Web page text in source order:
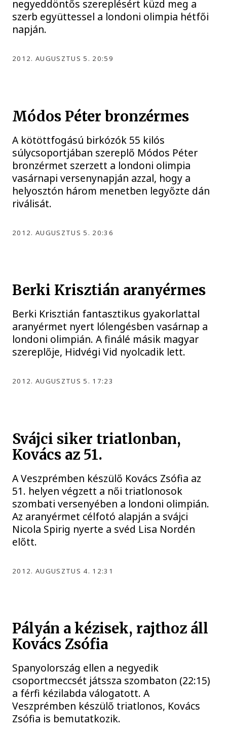
negyeddöntős szereplésért küzd meg a
szerb együttessel a londoni olimpia hétfői
napján.
2012. AUGUSZTUS 5. 20:59
Módos Péter bronzérmes
A kötöttfogású birkózók 55 kilós
súlycsoportjában szereplő Módos Péter
bronzérmet szerzett a londoni olimpia
vasárnapi versenynapján azzal, hogy a
helyosztón három menetben legyőzte dán
riválisát.
2012. AUGUSZTUS 5. 20:36
Berki Krisztián aranyérmes
Berki Krisztián fantasztikus gyakorlattal
aranyérmet nyert lólengésben vasárnap a
londoni olimpián. A finálé másik magyar
szereplője, Hidvégi Vid nyolcadik lett.
2012. AUGUSZTUS 5. 17:23
Svájci siker triatlonban,
Kovács az 51.
A Veszprémben készülő Kovács Zsófia az
51. helyen végzett a női triatlonosok
szombati versenyében a londoni olimpián.
Az aranyérmet célfotó alapján a svájci
Nicola Spirig nyerte a svéd Lisa Nordén
előtt.
2012. AUGUSZTUS 4. 12:31
Pályán a kézisek, rajthoz áll
Kovács Zsófia
Spanyolország ellen a negyedik
csoportmeccsét játssza szombaton (22:15)
a férfi kézilabda válogatott. A
Veszprémben készülő triatlonos, Kovács
Zsófia is bemutatkozik.